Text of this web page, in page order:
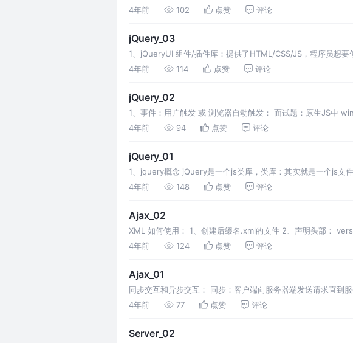
（拿别人电脑上的数据） 浏览器具
4年前 102 点赞 评论
jQuery_03
1、jQueryUI 组件/插件库：提供了HTML/CSS/JS，程序员想
一切插件的使用步骤： 2、日期选
4年前 114 点赞 评论
jQuery_02
1、事件：用户触发 或 浏览器自动触发： 面试题：原生JS中
4年前
94 点赞 评论
jQuery_01
1、jquery概念 jQuery是一个js类库，类库：其实就是一个js文
- DOM、事件、aja 2、jQ
4年前 148 点赞 评论
Ajax_02
XML 如何使用： 1、创建后缀名.xml的文件 2、声明头部：
名你随意 4、里面想放什么
4年前 124 点赞 评论
Ajax_01
同步交互和异步交互： 同步：客户端向服务器端发送请求直到
提交 2、表单提交) 异步：客户端向服务器端发送请求
4年前 77 点赞 评论
Server_02